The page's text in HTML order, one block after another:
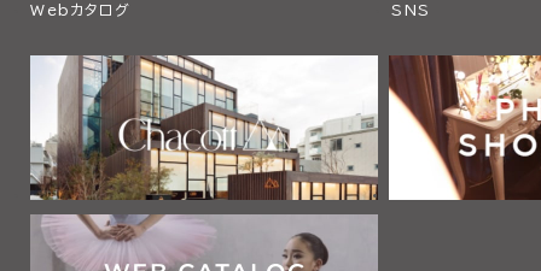
Webカタログ SNS